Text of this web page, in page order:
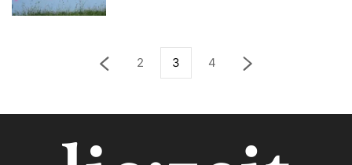
2 3 4